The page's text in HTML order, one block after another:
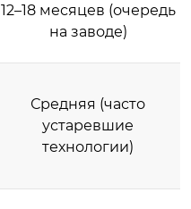
12–18 месяцев (очередь
на заводе)
Средняя (часто
устаревшие
технологии)